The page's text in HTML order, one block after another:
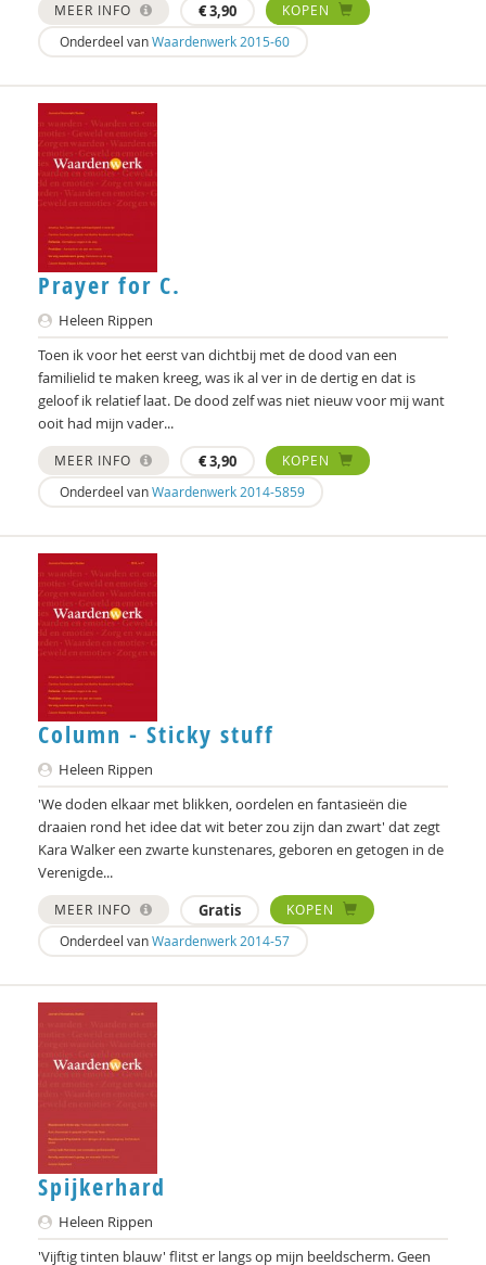
Jan Baars
Dieuwertje Bakker
Jan-Hendrik Bakker
René Bakker
Markus Balkenhol
Rob Bartels
Floor Basten
Lisette Bastiaansen
Vivianne Baur
Krijn van Beek
Blanche Beijersbergen van Henegouwen
Adriaan Bekman
Adriaan Bekman (met medewerking van Harry
Kunneman)
Elena Bendien
Deirdre Beneken genaamd Kolmer
Jessica Benjamin
J. van den Berg
Marjo van Bergen
Frans Berkers
Remko Berkhout
Geert Bettinger
Frans Bieckmann
Rinske Bijl
Sarah Blaffer Hrdy
Tannelie Blom
MEER INFO €3,90
KOPEN
Onderdeel vanWaardenwerk 2015-60
Prayer for C.
Heleen Rippen
Toen ik voor het eerst van dichtbij met de dood van een
familielid te maken kreeg, was ik al ver in de dertig en dat is
geloof ik relatief laat. De dood zelf was niet nieuw voor mij want
ooit had mijn vader...
MEER INFO €3,90
KOPEN
Onderdeel vanWaardenwerk 2014-5859
Column - Sticky stuff
Heleen Rippen
'We doden elkaar met blikken, oordelen en fantasieën die
draaien rond het idee dat wit beter zou zijn dan zwart' dat zegt
Kara Walker een zwarte kunstenares, geboren en getogen in de
Verenigde...
MEER INFO Gratis
KOPEN
Onderdeel vanWaardenwerk 2014-57
Spijkerhard
Heleen Rippen
'Vijftig tinten blauw' flitst er langs op mijn beeldscherm. Geen